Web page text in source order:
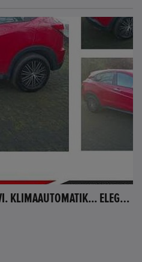
HONDA HR-V 1.6 I-DTEC NAVI. KLIMAAUTOMATIK... ELEGANCE